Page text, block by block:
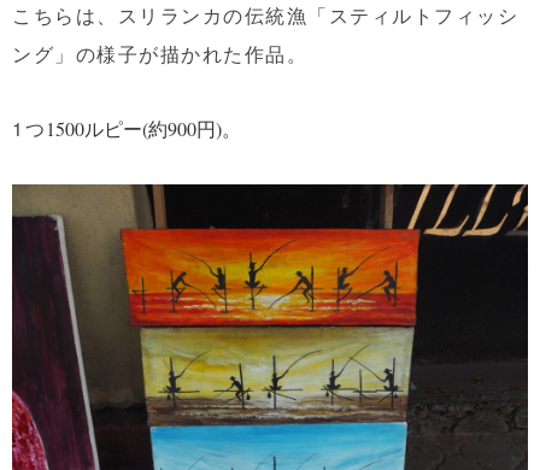
こちらは、スリランカの伝統漁「スティルトフィッシ
ング」の様子が描かれた作品。
1つ1500ルピー(約900円)。